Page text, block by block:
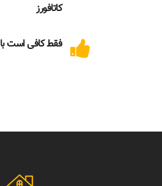
کاتافورز
فقط کافی است